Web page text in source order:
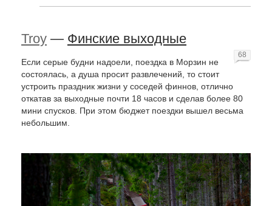
Troy — Финские выходные
Если серые будни надоели, поездка в Морзин не
состоялась, а душа просит развлечений, то стоит
устроить праздник жизни у соседей финнов, отлично
откатав за выходные почти 18 часов и сделав более 80
мини спусков. При этом бюджет поездки вышел весьма
небольшим.
68